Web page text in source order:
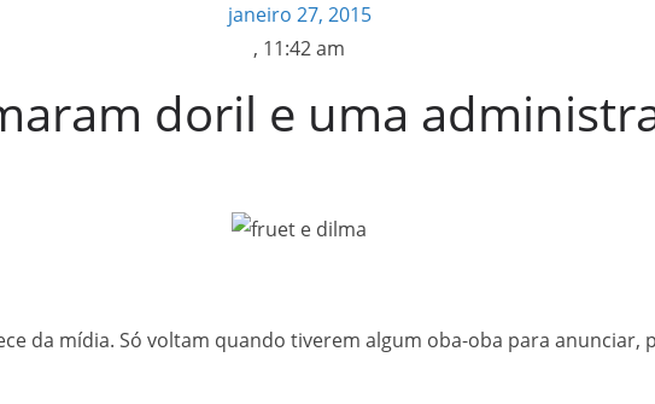
janeiro 27, 2015
, 11:42 am
doril e uma
da mídia. Só voltam quando tiverem algum oba-oba para